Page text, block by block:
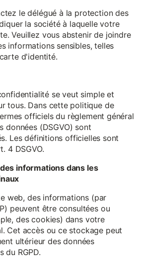
le délégué à la protection des
la société à laquelle votre
Veuillez vous abstenir de joindre
informations sensibles, telles
d'identité.
se veut simple et
tous. Dans cette politique de
officiels du règlement général
données (DSGVO) sont
Les définitions officielles sont
4 DSGVO.
informations dans les
web, des informations (par
peuvent être consultées ou
des cookies) dans votre
Cet accès ou ce stockage peut
ultérieur des données
du RGPD.